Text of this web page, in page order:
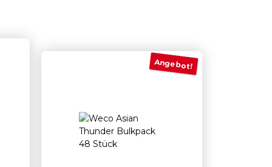
Angebot!